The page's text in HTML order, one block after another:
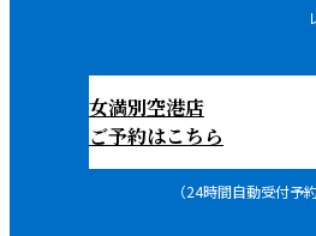
女満別空港店
ご予約はこちら
（24時間自動受付予